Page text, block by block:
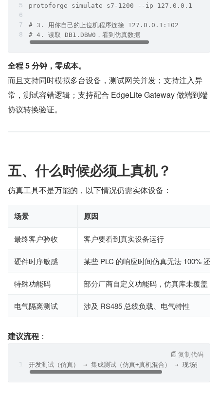
protoforge simulate s7-1200 --ip 127.0.0.1 --
# 3. 用你自己的上位机程序连接 127.0.0.1:102
# 4. 读取 DB1.DBW0，看到仿真数据
全程 5 分钟，零成本。
而且支持同时模拟多台设备，测试网关并发；支持注入异
常，测试容错逻辑；支持配合 EdgeLite Gateway 做端到端
协议转换验证。
五、什么时候必须上真机？
仿真工具不是万能的，以下情况仍需实体设备：
场景 原因
最终客户验收 客户要看到真实设备运行
硬件时序敏感 某些 PLC 的响应时间仿真无法 100% 还原
特殊功能码 部分厂商自定义功能码，仿真库未覆盖
电气隔离测试 涉及 RS485 总线负载、电气特性
建议流程 ​：
开发测试（仿真） → 集成测试（仿真+真机混合） → 现场验收（
复制代码